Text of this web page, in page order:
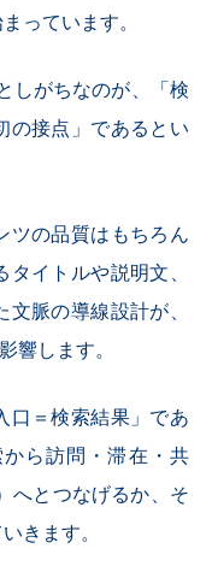
っています。
しがちなのが、「検
の接点」であるとい
ツの品質はもちろん
イトルや説明文、
脈の導線設計が、
響します。
口＝検索結果」であ
ら訪問・滞在・共
へとつなげるか、そ
きます。